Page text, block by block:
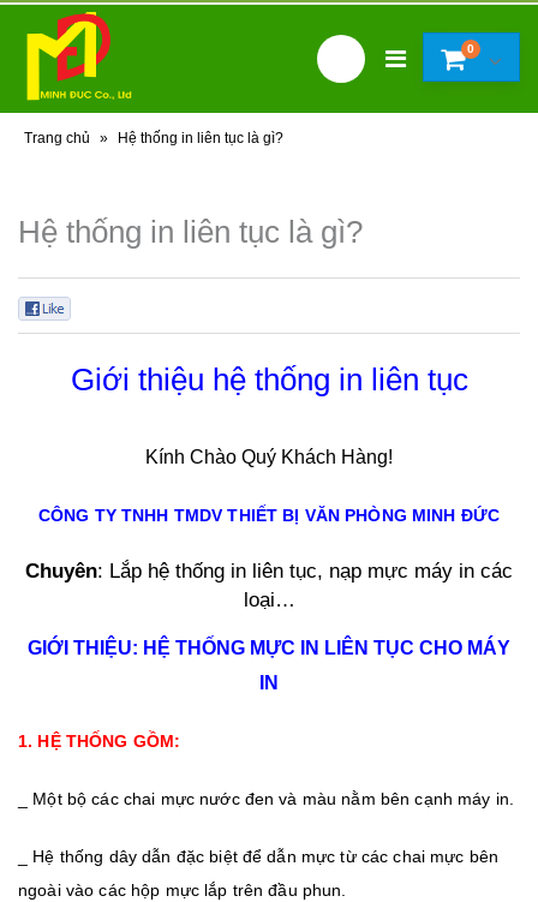
0
Trang chủ » Hệ thống in liên tục là gì?
Hệ thống in liên tục là gì?
Giới thiệu hệ thống in liên tục
Kính Chào Quý Khách Hàng!
CÔNG TY TNHH TMDV THIẾT BỊ VĂN PHÒNG MINH ĐỨC
Chuyên: Lắp hệ thống in liên tục, nạp mực máy in các
loại…
GIỚI THIỆU: HỆ THỐNG MỰC IN LIÊN TỤC CHO MÁY
IN
1. HỆ THỐNG GỒM:
_ Một bộ các chai mực nước đen và màu nằm bên cạnh máy in.
_ Hệ thống dây dẫn đặc biệt để dẫn mực từ các chai mực bên
ngoài vào các hộp mực lắp trên đầu phun.